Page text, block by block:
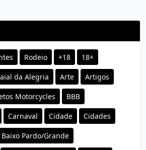
Rodeio +18 18+
da Alegria Arte Artigos
Motorcycles BBB
Carnaval Cidade Cidades
Pardo/Grande